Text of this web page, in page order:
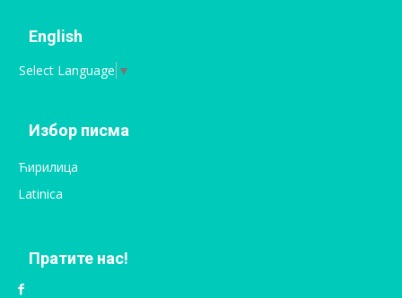
English
Select Language ▼
Избор писма
Ћирилица
Latinica
Пратите нас!